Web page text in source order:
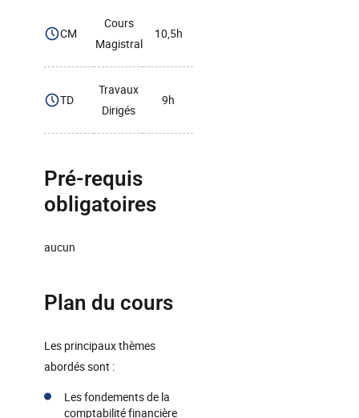
CM
Cours
Magistral
10,5h
TD
Travaux
Dirigés
9h
Pré-requis
obligatoires
aucun
Plan du cours
Les principaux thèmes
abordés sont :
Les fondements de la
comptabilité financière